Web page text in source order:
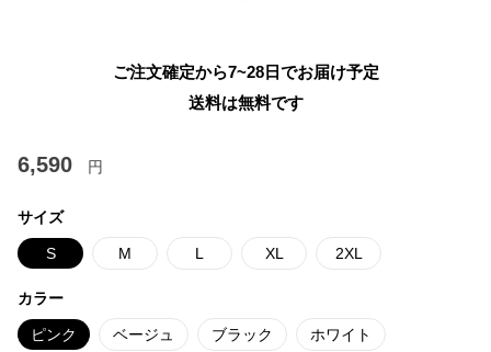
ご注文確定から7~28日でお届け予定
送料は無料です
6,590 円
サイズ
S M L XL 2XL
カラー
ピンク ベージュ ブラック ホワイト